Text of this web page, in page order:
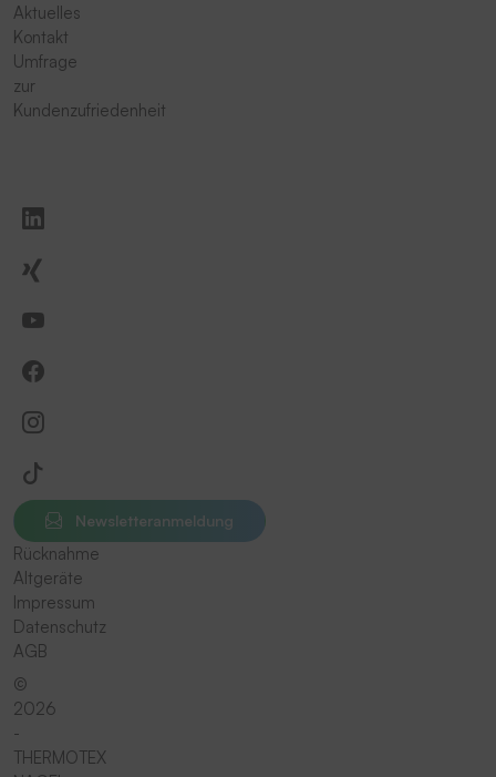
Aktuelles
Kontakt
Umfrage
zur
Kundenzufriedenheit
Newsletteranmeldung
Rücknahme
Altgeräte
Impressum
Datenschutz
AGB
©
2026
-
THERMOTEX